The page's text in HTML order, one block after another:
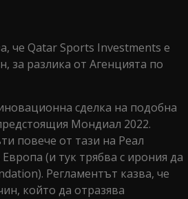
че Qatar Sports Investments е
за разлика от Агенцията по
сделка на подобна
Мондиал 2022.
повече от тази на Реал
(и тук трябва с ирония да
Регламентът казва, че
който да отразява